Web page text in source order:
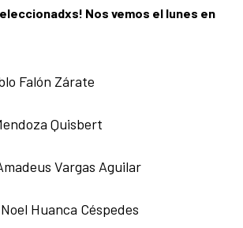
Nos vemos el lunes en
Falón Zárate
Quisbert
Vargas Aguilar
Huanca Céspedes